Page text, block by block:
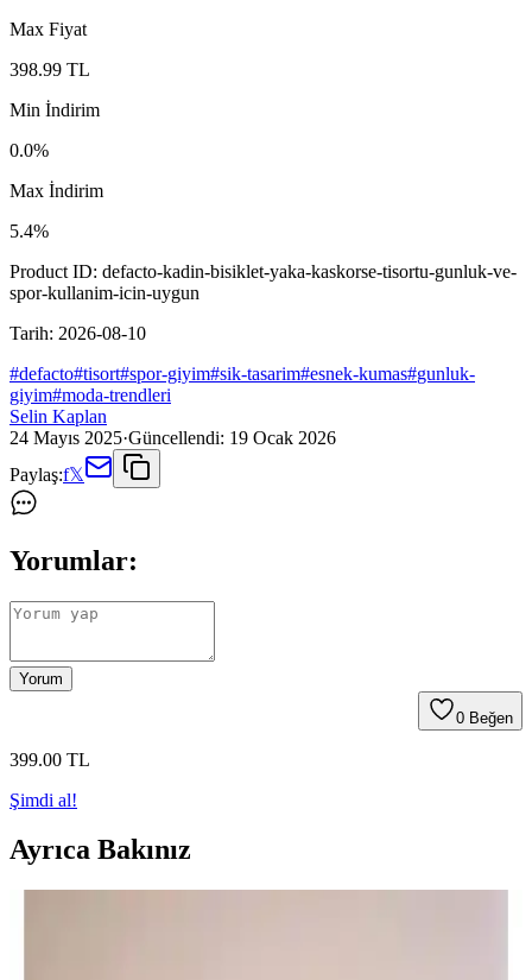
Max Fiyat
398.99 TL
Min İndirim
0.0%
Max İndirim
5.4%
Product ID: defacto-kadin-bisiklet-yaka-kaskorse-tisortu-gunluk-ve-
spor-kullanim-icin-uygun
Tarih: 2026-08-10
#defacto#tisort#spor-giyim#sik-tasarim#esnek-kumas#gunluk-
giyim#moda-trendleri
Selin Kaplan
24 Mayıs 2025·Güncellendi: 19 Ocak 2026
Paylaş:f𝕏
Yorumlar:
Yorum
0 Beğen
399.00 TL
Şimdi al!
Ayrıca Bakınız